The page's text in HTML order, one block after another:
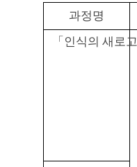
과정명
「인식의 새로고